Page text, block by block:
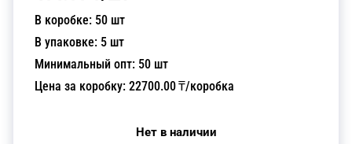
В коробке: 50 шт
В упаковке: 5 шт
Минимальный опт: 50 шт
Цена за коробку: 22700.00₸/коробка
Нет в наличии